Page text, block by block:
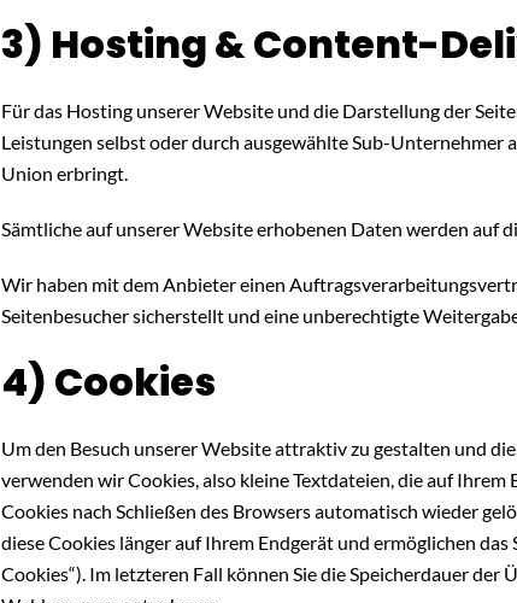
3) Hosting & Content-
Für das Hosting unserer Website und die Darstellung der
Leistungen selbst oder durch ausgewählte Sub-Unternehmer
Union erbringt.
Sämtliche auf unserer Website erhobenen Daten werden auf
Wir haben mit dem Anbieter einen
Seitenbesucher sicherstellt und eine unberechtigte
4) Cookies
Um den Besuch unserer Website attraktiv zu gestalten und
verwenden wir Cookies, also kleine Textdateien, die auf Ihrem
Cookies nach Schließen des Browsers automatisch wieder
diese Cookies länger auf Ihrem Endgerät und ermöglichen
Cookies“). Im letzteren Fall können Sie die Speicherdauer